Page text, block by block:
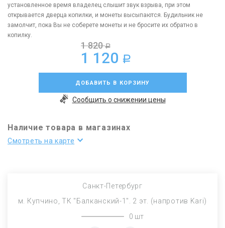
установленное время владелец слышит звук взрыва, при этом
открывается дверца копилки, и монеты высыпаются. Будильник не
замолчит, пока Вы не соберете монеты и не бросите их обратно в
копилку.
1 820a
1 120 a
ДОБАВИТЬ В КОРЗИНУ
Сообщить о снижении цены
Наличие товара в магазинах
Смотреть на карте
Санкт-Петербург
м. Купчино, ТК "Балканский-1". 2 эт. (напротив Kari)
0 шт